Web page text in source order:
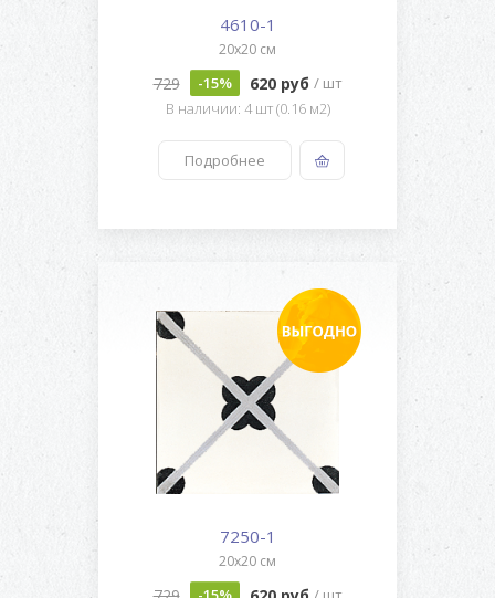
4610-1
20x20 см
729 -15% 620 руб / шт
В наличии: 4 шт (0.16 м2)
Подробнее
7250-1
20x20 см